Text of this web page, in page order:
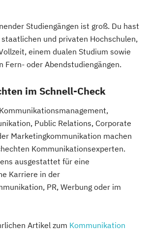
Studiengängen ist groß. Du hast
und privaten Hochschulen,
einem dualen Studium sowie
Fern- oder Abendstudiengängen.
im Schnell-Check
Public Relations, Corporate
Marketingkommunikation machen
Kommunikationsexperten.
ausgestattet für eine
Karriere in der
PR, Werbung oder im
Artikel zum Kommunikation